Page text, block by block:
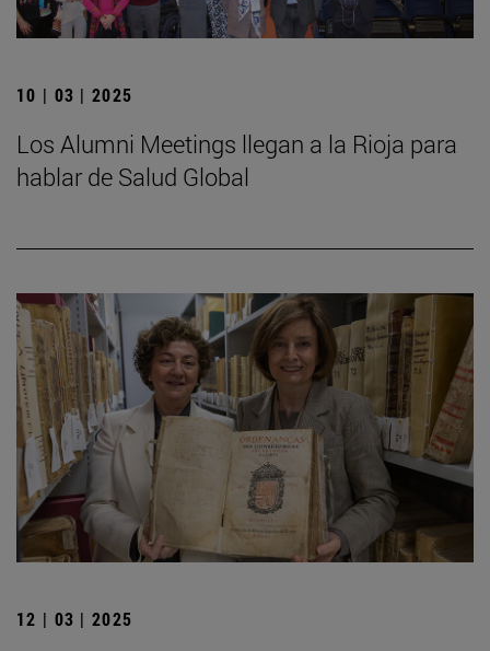
10 | 03 | 2025
Los Alumni Meetings llegan a la Rioja para
hablar de Salud Global
12 | 03 | 2025